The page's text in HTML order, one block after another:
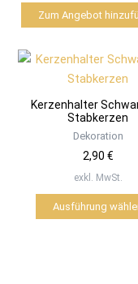
Zum Angebot
Kerzenhalter
Stabkerzen
Dekoration
2,90 €
exkl. MwSt.
Ausführung
Dieses
Produkt
weist
mehrere
auf.
Die
können